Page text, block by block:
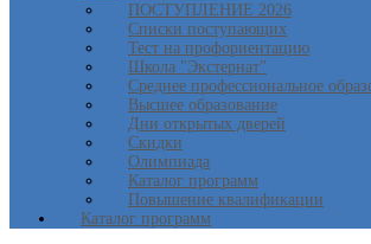
ПОСТУПЛЕНИЕ 2026
Списки поступающих
Тест на профориентацию
Школа "Экстернат"
Среднее профессиональное
Высшее образование
Дни открытых дверей
Скидки
Олимпиада
Каталог программ
Повышение квалификации
Каталог программ